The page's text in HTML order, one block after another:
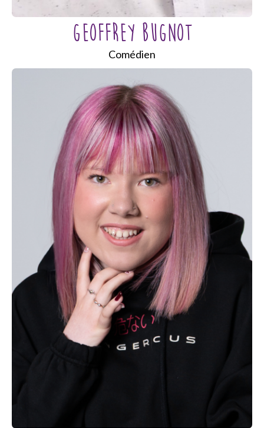
GEOFFREY BUGNOT
Comédien